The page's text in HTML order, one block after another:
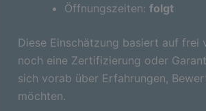
Öffnungszeiten: folgt
Diese Einschätzung basiert auf frei
noch eine Zertifizierung oder
sich vorab über Erfahrungen,
möchten.